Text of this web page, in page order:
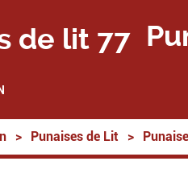
> Punaises de Lit >